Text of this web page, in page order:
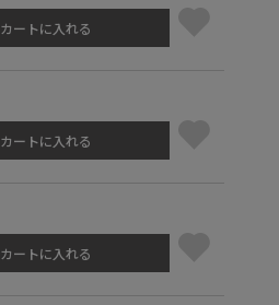
カートに入れる
カートに入れる
カートに入れる